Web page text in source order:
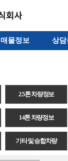
매물정보 상담
2.5톤 차량정보
14톤 차량정보
기타 및 승합차량